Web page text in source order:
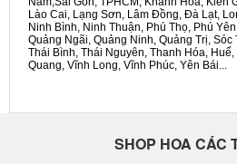
Lào Cai, Lạng Sơn, Lâm Đồng, Đà Lạt,
Ninh Bình, Ninh Thuận, Phú Thọ, Phú
Quảng Ngãi, Quảng Ninh, Quảng Trị,
Thái Bình, Thái Nguyên, Thanh Hóa,
Quang, Vĩnh Long, Vĩnh Phúc, Yên Bái...
SHOP HOA CÁC